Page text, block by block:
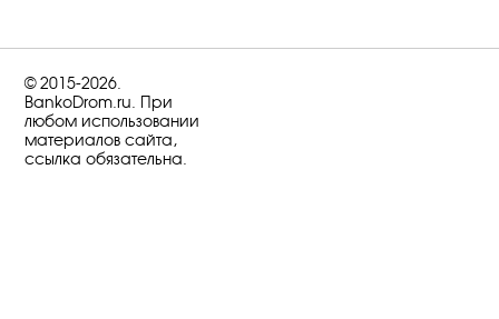
© 2015-2026.
BankoDrom.ru. При
любом использовании
материалов сайта,
ссылка обязательна.